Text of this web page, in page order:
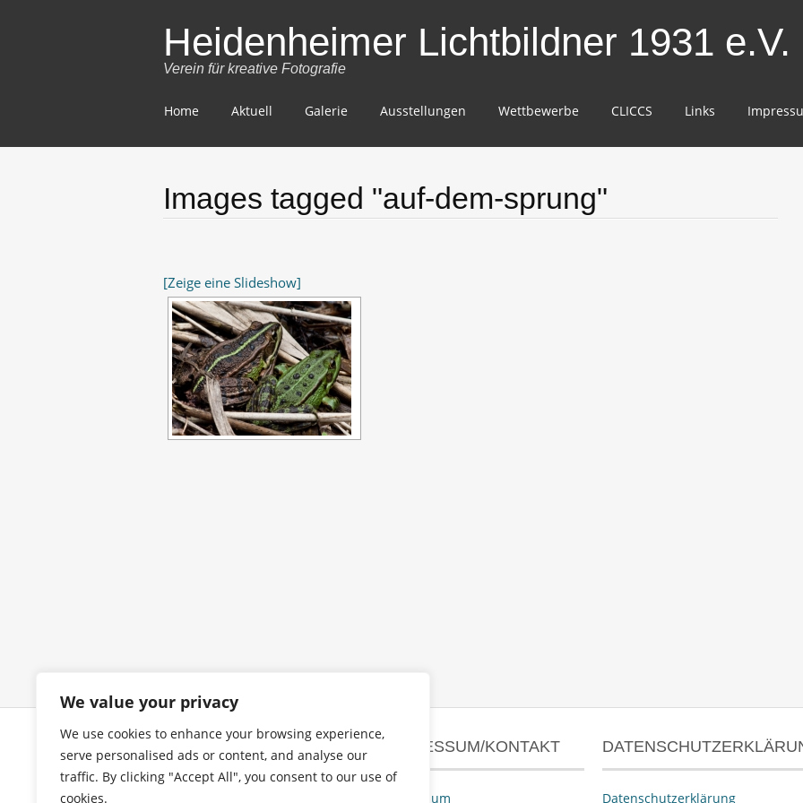
We value your privacy
We use cookies to enhance your browsing experience,
serve personalised ads or content, and analyse our
traffic. By clicking "Accept All", you consent to our use of
cookies.
Heidenheimer Lichtbildner 1931 e.V.
Verein für kreative Fotografie
Skip
content
Home Aktuell Galerie Ausstellungen Wettbewerbe CLICCS Links
Images tagged "auf-dem-sprung"
[Zeige eine Slideshow]
COPYRIGHT IMPRESSUM/KONTAKT
Impressum Datenschutzerklärung